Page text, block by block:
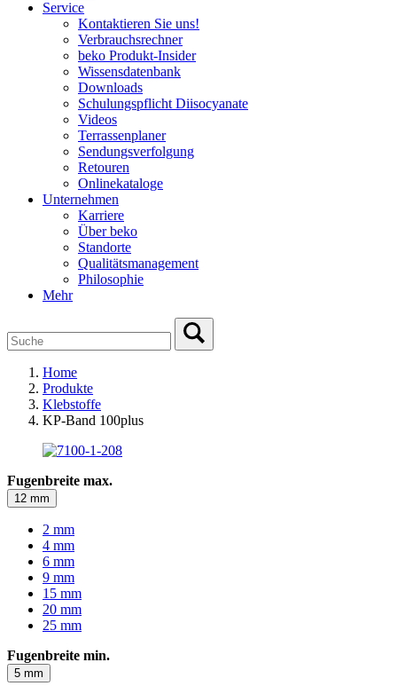
Service
Kontaktieren Sie uns!
Verbrauchsrechner
beko Produkt-Insider
Wissensdatenbank
Downloads
Schulungspflicht Diisocyanate
Videos
Terrassenplaner
Sendungsverfolgung
Retouren
Onlinekataloge
Unternehmen
Karriere
Über beko
Standorte
Qualitätsmanagement
Philosophie
Mehr
Home
Produkte
Klebstoffe
KP-Band 100plus
Fugenbreite max.
12 mm
2 mm
4 mm
6 mm
9 mm
15 mm
20 mm
25 mm
Fugenbreite min.
5 mm